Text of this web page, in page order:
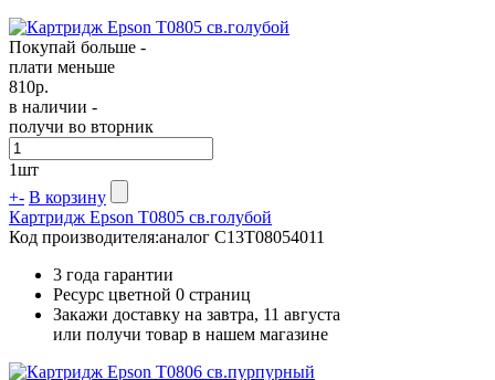
Покупай больше -
плати меньше
810р.
в наличии -
получи во вторник
1шт
+- В корзину
Картридж Epson T0805 св.голубой
Код производителя:аналог C13T08054011
3 года гарантии
Ресурс цветной 0 страниц
Закажи доставку на завтра, 11 августа
или получи товар в нашем магазине